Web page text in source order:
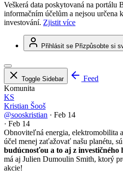
Veškerá data poskytovaná na portálu
informačním účelům a nejsou určena
investování. Zjistit více
Přihlásit se Přizpůsobte si
Toggle Sidebar
Feed
Komunita
KS
Kristian Šooš
@sooskristian · Feb 14
· Feb 14
Obnoviteľná energia, elektromobilita
účel menej zaťažovať našu planétu,
budúcnosťou a to aj z investičného
má aj Julien Dumoulin Smith, ktorý
akcie!